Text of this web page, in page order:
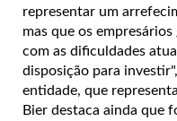
representar um
mas que os
com as dificuldades
disposição para
entidade, que
Bier destaca ainda que